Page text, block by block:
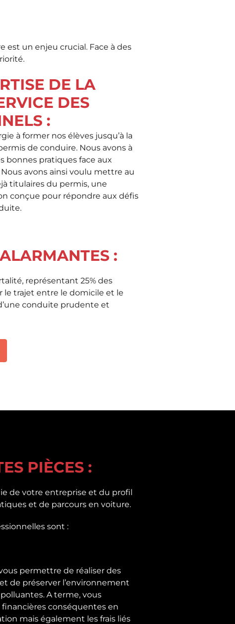
est un enjeu crucial. Face à des
DE LA
DES
:
à former nos élèves jusqu’à la
de conduire. Nous avons à
bonnes pratiques face aux
avons ainsi voulu mettre au
titulaires du permis, une
conçue pour répondre aux défis
:
représentant 25% des
le trajet entre le domicile et le
conduite prudente et
PIÈCES :
de votre entreprise et du profil
et de parcours en voiture.
sont :
permettre de réaliser des
de préserver l’environnement
A terme, vous
financières conséquentes en
mais également les frais liés